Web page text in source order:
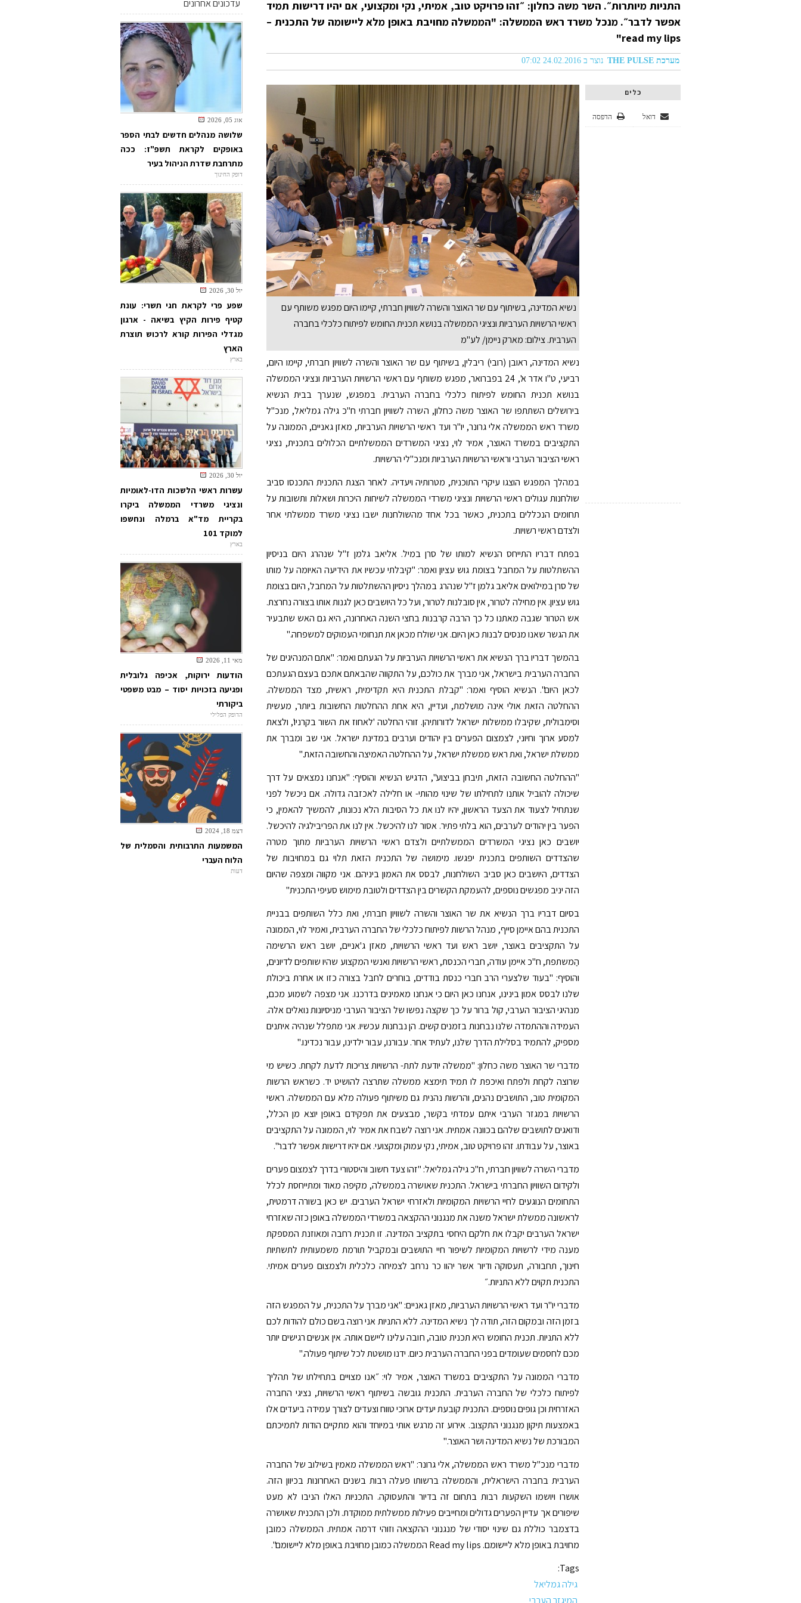
התניות מיותרות״. השר משה כחלון: ״זהו פרויקט טוב, אמיתי, נקי ומקצועי, אם יהיו דרישות תמיד
אפשר לדבר״. מנכל משרד ראש הממשלה: "הממשלה מחויבת באופן מלא ליישומה של התכנית –
read my lips"
מערכת THE PULSE נוצר ב 24.02.2016 07:02
כלים
הדפסה דואל
נשיא המדינה, בשיתוף עם שר האוצר והשרה לשוויון חברתי, קיימו היום מפגש משותף עם
ראשי הרשויות הערביות ונציגי הממשלה בנושא תכנית החומש לפיתוח כלכלי בחברה
הערבית. צילום: מארק ניימן/ לע"מ
נשיא המדינה, ראובן (רובי) ריבלין, בשיתוף עם שר האוצר והשרה לשוויון חברתי, קיימו היום,
רביעי, ט"ו אדר א', 24 בפברואר, מפגש משותף עם ראשי הרשויות הערביות ונציגי הממשלה
בנושא תכנית החומש לפיתוח כלכלי בחברה הערבית. במפגש, שנערך בבית הנשיא
בירושלים השתתפו שר האוצר משה כחלון, השרה לשוויון חברתי ח"כ גילה גמליאל, מנכ"ל
משרד ראש הממשלה אלי גרונר, יו"ר ועד ראשי הרשויות הערביות, מאזן גאניים, הממונה על
התקציבים במשרד האוצר, אמיר לוי, נציגי המשרדים הממשלתיים הכלולים בתכנית, נציגי
ראשי הציבור הערבי וראשי הרשויות הערביות ומנכ"לי הרשויות.
במהלך המפגש הוצגו עיקרי התוכנית, מטרותיה ויעדיה. לאחר הצגת התכנית התכנסו סביב
שולחנות עגולים ראשי הרשויות ונציגי משרדי הממשלה לשיחות היכרות ושאלות ותשובות על
תחומים הנכללים בתכנית, כאשר בכל אחד מהשולחנות ישבו נציגי משרד ממשלתי אחר
ולצדם ראשי רשויות.
בפתח דבריו התייחס הנשיא למותו של סרן במיל. אליאב גלמן ז"ל שנהרג היום בניסיון
ההשתלטות על המחבל בצומת גוש עציון ואמר: "קיבלתי עכשיו את הידיעה האיומה על מותו
של סרן במילואים אליאב גלמן ז"ל שנהרג במהלך ניסיון ההשתלטות על המחבל, היום בצומת
גוש עציון. אין מחילה לטרור, אין סובלנות לטרור, ועל כל היושבים כאן לגנות אותו בצורה נחרצת.
אש הטרור שגבה מאתנו כל כך הרבה קרבנות בחצי השנה האחרונה, היא גם האש שתבעיר
את הגשר שאנו מנסים לבנות כאן היום. אני שולח מכאן את תנחומי העמוקים למשפחה."
בהמשך דבריו ברך הנשיא את ראשי הרשויות הערביות על הגעתם ואמר: "אתם המנהיגים של
החברה הערבית בישראל, אני מברך את כולכם, על התקווה שהבאתם אתכם בעצם הגעתכם
לכאן היום". הנשיא הוסיף ואמר: "קבלת התכנית היא תקדימית, ראשית, מצד הממשלה.
ההחלטה הזאת אולי אינה מושלמת, ועדיין, היא אחת ההחלטות החשובות ביותר, מעשית
וסימבולית, שקיבלו ממשלות ישראל לדורותיהן. זוהי החלטה 'לאחוז את השור בקרניו', ולצאת
למסע ארוך וחיוני, לצמצום הפערים בין יהודים וערבים במדינת ישראל. אני שב ומברך את
ממשלת ישראל, ואת ראש ממשלת ישראל, על ההחלטה האמיצה והחשובה הזאת."
"ההחלטה החשובה הזאת, תיבחן בביצוע", הדגיש הנשיא והוסיף: "אנחנו נמצאים על דרך
שיכולה להוביל אותנו לתחילתו של שינוי מהותי- או חלילה לאכזבה גדולה. אם ניכשל לפני
שנתחיל לצעוד את הצעד הראשון, יהיו לנו את כל הסיבות הלא נכונות, להמשיך להאמין, כי
הפער בין יהודים לערבים, הוא בלתי פתיר. אסור לנו להיכשל. אין לנו את הפריבילגיה להיכשל.
יושבים כאן נציגי המשרדים הממשלתיים ולצדם ראשי הרשויות הערביות מתוך מטרה
שהצדדים השותפים בתכנית יפגשו. מימושה של התכנית הזאת תלוי גם במחויבות של
הצדדים, היושבים כאן סביב השולחנות, לבסס את האמון ביניהם. אני מקווה ומצפה שהיום
הזה יניב מפגשים נוספים, להעמקת הקשרים בין הצדדים ולטובת מימוש סעיפי התכנית"
בסיום דבריו ברך הנשיא את שר האוצר והשרה לשוויון חברתי, ואת כלל השותפים בבניית
התכנית בהם איימן סייף, מנהל הרשות לפיתוח כלכלי של החברה הערבית, ואמיר לוי, הממונה
על התקציבים באוצר, יושב ראש ועד ראשי הרשויות, מאזן ג'אניים, יושב ראש הרשימה
הַמשתפת, ח"כ איימן עודה, חברי הכנסת, ראשי הרשויות ואנשי המקצוע שהיו שותפים לדיונים,
והוסיף: "בעוד שלצערי הרב חברי כנסת בודדים, בוחרים לחבל בצורה כזו או אחרת ביכולת
שלנו לבסס אמון בינינו, אנחנו כאן היום כי אנחנו מאמינים בדרכנו. אני מצפה לשמוע מכם,
מנהיגי הציבור הערבי, קול ברור על כך שקצה נפשו של הציבור הערבי מניסיונות נואלים אלה.
העמידה וההתמדה שלנו נבחנות בזמנים קשים. הן נבחנות עכשיו. אני מתפלל שנהיה איתנים
מספיק, להתמיד בסלילת הדרך שלנו, לעתיד אחר. עבורנו, עבור ילדינו, עבור נכדינו."
מדברי שר האוצר משה כחלון: "ממשלה יודעת לתת- הרשויות צריכות לדעת לקחת. כשיש מי
שרוצה לקחת ולפתח ואיכפת לו תמיד תימצא ממשלה שתרצה להושיט יד. כשראש הרשות
המקומית טוב, התושבים נהנים, והרשות נהנית גם משיתוף פעולה מלא עם הממשלה. ראשי
הרשויות במגזר הערבי איתם עמדתי בקשר, מבצעים את תפקידם באופן יוצא מן הכלל,
ודואגים לתושבים שלהם בכוונה אמתית. אני רוצה לשבח את אמיר לוי, הממונה על התקציבים
באוצר, על עבודתו. זהו פרויקט טוב, אמיתי, נקי עמוק ומקצועי. אם יהיו דרישות אפשר לדבר".
מדברי השרה לשוויון חברתי, ח"כ גילה גמליאל: "זהו צעד חשוב והיסטורי בדרך לצמצום פערים
ולקידום השוויון החברתי בישראל. התכנית שאושרה בממשלה, מקיפה מאוד ומתייחסת לכלל
התחומים הנוגעים לחיי הרשויות המקומיות ולאזרחי ישראל הערבים. יש כאן בשורה דרמטית,
לראשונה ממשלת ישראל משנה את מנגנוני ההקצאה במשרדי הממשלה באופן כזה שאזרחי
ישראל הערבים יקבלו את חלקם היחסי בתקציב המדינה. זו תכנית רחבה ומאוזנת המספקת
מענה מידי לרשויות המקומיות לשיפור חיי התושבים ובמקביל תורמת משמעותית לתשתיות
חינוך, תחבורה, תעסוקה ודיור אשר יהוו כר נרחב לצמיחה כלכלית ולצמצום פערים אמיתי.
התכנית תקוים ללא התניות.״
מדברי יו"ר ועד ראשי הרשויות הערביות, מאזן גאניים: "אני מברך על התכנית, על המפגש הזה
בזמן הזה ובמקום הזה, תודה לך נשיא המדינה. ללא התניות אני רוצה בשם כולם להודות לכם
ללא התניות. תכנית החומש היא תכנית טובה, חובה עלינו ליישם אותה. אין אנשים רגישים יותר
מכם לחסמים שעומדים בפני החברה הערבית כיום. ידנו מושטת לכל שיתוף פעולה."
מדברי הממונה על התקציבים במשרד האוצר, אמיר לוי: ״אנו מצויים בתחילתו של תהליך
לפיתוח כלכלי של החברה הערבית. התכנית גובשה בשיתוף ראשי הרשויות, נציגי החברה
האזרחית וכן גופים נוספים. התכנית קובעת יעדים ארוכי טווח וצעדים לצורך עמידה ביעדים אלו
באמצעות תיקון מנגנוני התקצוב. אירוע זה מרגש אותי במיוחד והוא מתקיים הודות לתמיכתם
המבורכת של נשיא המדינה ושר האוצר."
מדברי מנכ"ל משרד ראש הממשלה, אלי גרונר: "ראש הממשלה מאמין בשילוב של החברה
הערבית בחברה הישראלית, והממשלה ברשותו פעלה רבות בשנים האחרונות בכיוון הזה.
אושרו ויושמו השקעות רבות בתחום זה בדיור והתעסוקה. התכניות האלו הניבו לא מעט
שיפורים אך עדיין הפערים גדולים ומחייבים פעילות ממשלתית ממוקדת. ולכן התכנית שאושרה
בדצמבר כוללת גם שינוי יסודי של מנגנוני ההקצאה וזוהי דרמה אמתית. הממשלה כמובן
מחויבת באופן מלא ליישומם. Read my lips הממשלה כמובן מחויבת באופן מלא ליישומם".
Tags:
גילה גמליאל
המיגזר הערבי
עדכונים אחרונים
אוג 05, 2026
שלושה מנהלים חדשים לבתי הספר
באופקים לקראת תשפ"ז: ככה
מתרחבת שדרת הניהול בעיר
דופק החינוך
יול 30, 2026
שפע פרי לקראת חגי תשרי: עונת
קטיף פירות הקיץ בשיאה - ארגון
מגדלי הפירות קורא לרכוש תוצרת
הארץ
בארץ
יול 30, 2026
עשרות ראשי הלשכות הדו-לאומיות
ונציגי משרדי הממשלה ביקרו
בקריית מד"א ברמלה ונחשפו
למוקד 101
בארץ
מאי 11, 2026
הודעות ירוקות, אכיפה גלובלית
ופגיעה בזכויות יסוד – מבט משפטי
ביקורתי
הדופק הפלילי
דצמ 18, 2024
המשמעות התרבותית והסמלית של
הלוח העברי
דעות